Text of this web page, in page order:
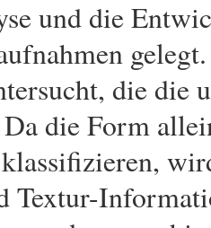
und die
die die
die Form
Textur-